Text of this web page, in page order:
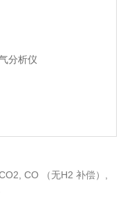
CO （无H2 补偿）,